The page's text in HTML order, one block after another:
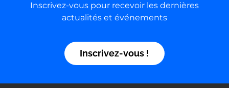
Inscrivez-vous pour recevoir les dernières
actualités et événements
Inscrivez-vous !